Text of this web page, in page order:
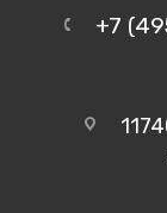
+7